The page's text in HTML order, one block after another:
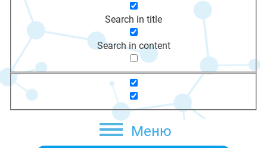
Search in title
Search in content
Меню